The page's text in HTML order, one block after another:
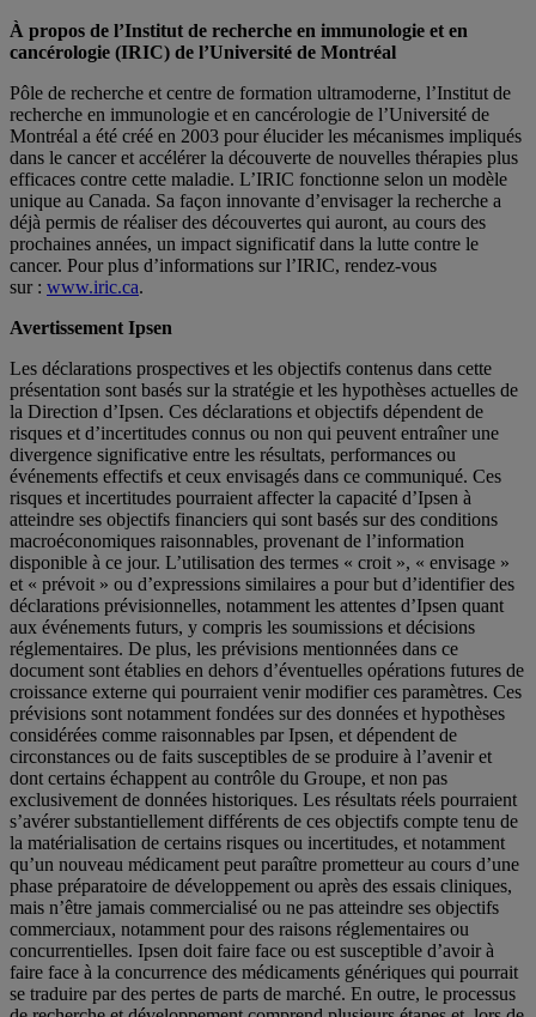
À propos de l’Institut de recherche en immunologie et en
cancérologie (IRIC) de l’Université de Montréal
Pôle de recherche et centre de formation ultramoderne, l’Institut de
recherche en immunologie et en cancérologie de l’Université de
Montréal a été créé en 2003 pour élucider les mécanismes impliqués
dans le cancer et accélérer la découverte de nouvelles thérapies plus
efficaces contre cette maladie. L’IRIC fonctionne selon un modèle
unique au Canada. Sa façon innovante d’envisager la recherche a
déjà permis de réaliser des découvertes qui auront, au cours des
prochaines années, un impact significatif dans la lutte contre le
cancer. Pour plus d’informations sur l’IRIC, rendez-vous
sur : www.iric.ca.
Avertissement Ipsen
Les déclarations prospectives et les objectifs contenus dans cette
présentation sont basés sur la stratégie et les hypothèses actuelles de
la Direction d’Ipsen. Ces déclarations et objectifs dépendent de
risques et d’incertitudes connus ou non qui peuvent entraîner une
divergence significative entre les résultats, performances ou
événements effectifs et ceux envisagés dans ce communiqué. Ces
risques et incertitudes pourraient affecter la capacité d’Ipsen à
atteindre ses objectifs financiers qui sont basés sur des conditions
macroéconomiques raisonnables, provenant de l’information
disponible à ce jour. L’utilisation des termes « croit », « envisage »
et « prévoit » ou d’expressions similaires a pour but d’identifier des
déclarations prévisionnelles, notamment les attentes d’Ipsen quant
aux événements futurs, y compris les soumissions et décisions
réglementaires. De plus, les prévisions mentionnées dans ce
document sont établies en dehors d’éventuelles opérations futures de
croissance externe qui pourraient venir modifier ces paramètres. Ces
prévisions sont notamment fondées sur des données et hypothèses
considérées comme raisonnables par Ipsen, et dépendent de
circonstances ou de faits susceptibles de se produire à l’avenir et
dont certains échappent au contrôle du Groupe, et non pas
exclusivement de données historiques. Les résultats réels pourraient
s’avérer substantiellement différents de ces objectifs compte tenu de
la matérialisation de certains risques ou incertitudes, et notamment
qu’un nouveau médicament peut paraître prometteur au cours d’une
phase préparatoire de développement ou après des essais cliniques,
mais n’être jamais commercialisé ou ne pas atteindre ses objectifs
commerciaux, notamment pour des raisons réglementaires ou
concurrentielles. Ipsen doit faire face ou est susceptible d’avoir à
faire face à la concurrence des médicaments génériques qui pourrait
se traduire par des pertes de parts de marché. En outre, le processus